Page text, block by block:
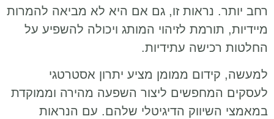
רחב יותר. נראות זו, גם אם היא לא מביאה להמרות
מיידיות, תורמת לזיהוי המותג ויכולה להשפיע על
החלטות רכישה עתידיות.
למעשה, קידום ממומן מציע יתרון אסטרטגי
לעסקים המחפשים ליצור השפעה מהירה וממוקדת
במאמצי השיווק הדיגיטלי שלהם. עם הנראות